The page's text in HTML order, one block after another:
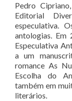
Pedro
Editorial
especulativa.
antologias. Em
Especulativa
a um
romance As
Escolha do
também em
literários.